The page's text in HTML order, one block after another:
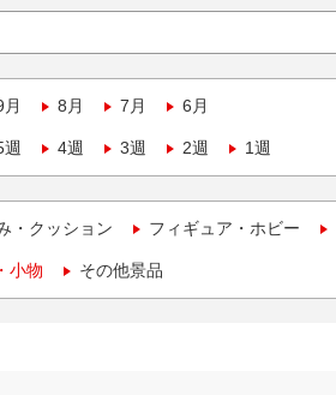
月 8月 7月 6月
週 4週 3週 2週 1週
・クッション フィギュア・ホビー
小物 その他景品